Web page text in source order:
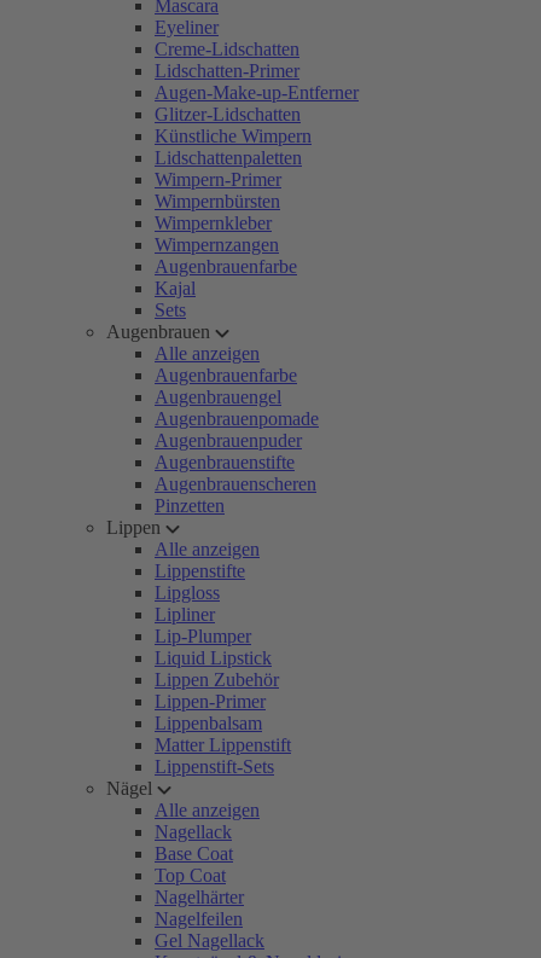
Mascara
Eyeliner
Creme-Lidschatten
Lidschatten-Primer
Augen-Make-up-Entferner
Glitzer-Lidschatten
Künstliche Wimpern
Lidschattenpaletten
Wimpern-Primer
Wimpernbürsten
Wimpernkleber
Wimpernzangen
Augenbrauenfarbe
Kajal
Sets
Augenbrauen
Alle anzeigen
Augenbrauenfarbe
Augenbrauengel
Augenbrauenpomade
Augenbrauenpuder
Augenbrauenstifte
Augenbrauenscheren
Pinzetten
Lippen
Alle anzeigen
Lippenstifte
Lipgloss
Lipliner
Lip-Plumper
Liquid Lipstick
Lippen Zubehör
Lippen-Primer
Lippenbalsam
Matter Lippenstift
Lippenstift-Sets
Nägel
Alle anzeigen
Nagellack
Base Coat
Top Coat
Nagelhärter
Nagelfeilen
Gel Nagellack